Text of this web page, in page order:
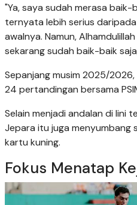
"Ya, saya sudah merasa
ternyata lebih serius
awalnya. Namun,
sekarang sudah baik-baik
Sepanjang musim 2025/
24 pertandingan bersama
Selain menjadi andalan di lini
Jepara itu juga menyumbang
kartu kuning.
Fokus Menatap